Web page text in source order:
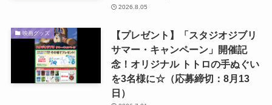
2026.8.05
映画グッズ
【プレゼント】「スタジオジブリ
サマー・キャンペーン」開催記
念！オリジナル トトロの手ぬぐい
を3名様に☆（応募締切：8月13
日）